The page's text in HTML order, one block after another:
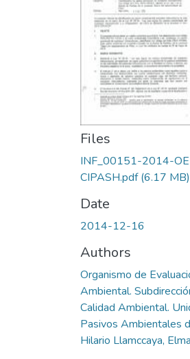
Files
INF_00151-2014-
CIPASH.pdf(6.17 MB)
Date
2014-12-16
Authors
Organismo de
Ambiental.
Calidad Ambiental.
Pasivos Ambientales
Hilario Llamccaya, Elma